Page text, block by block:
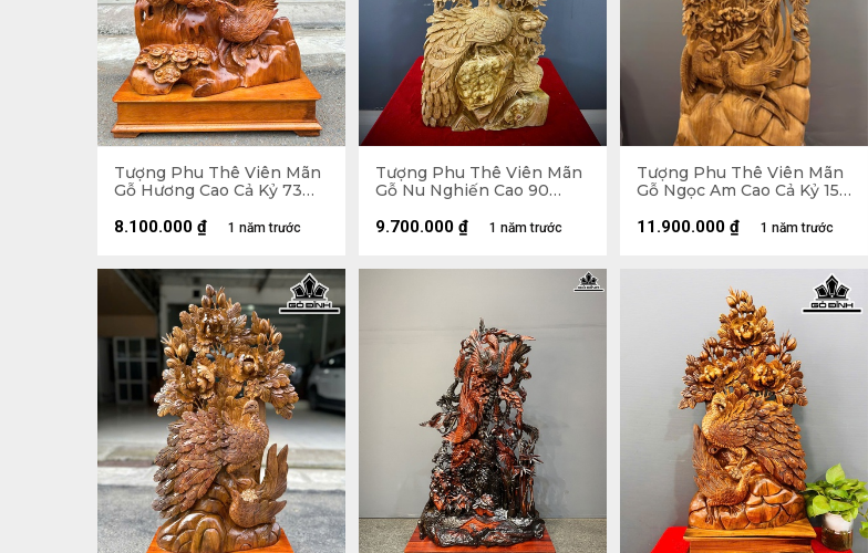
Tượng Phu Thê Viên Mãn
Gỗ Hương Cao Cả Kỷ 73
Cao 10
1 năm trước
8.100.000 ₫
Tượng Phu Thê Viên Mãn
Gỗ Nu Nghiến Cao 90
1 năm trước
9.700.000 ₫
Tượng Phu Thê Viên Mãn
Gỗ Ngọc Am Cao Cả Kỷ 150
Cao 15
1 năm trước
11.900.000 ₫